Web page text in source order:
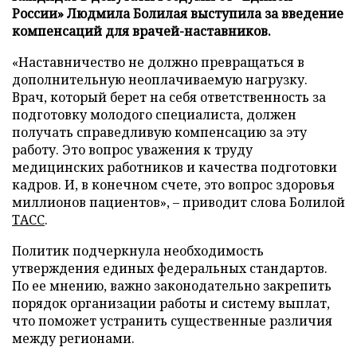
России» Людмила Болилая выступила за введение
компенсаций для врачей-наставников.
«Наставничество не должно превращаться в
дополнительную неоплачиваемую нагрузку.
Врач, который берет на себя ответственность за
подготовку молодого специалиста, должен
получать справедливую компенсацию за эту
работу. Это вопрос уважения к труду
медицинских работников и качества подготовки
кадров. И, в конечном счете, это вопрос здоровья
миллионов пациентов», – приводит слова Болилой
ТАСС.
Политик подчеркнула необходимость
утверждения единых федеральных стандартов.
По ее мнению, важно законодательно закрепить
порядок организации работы и систему выплат,
что поможет устранить существенные различия
между регионами.